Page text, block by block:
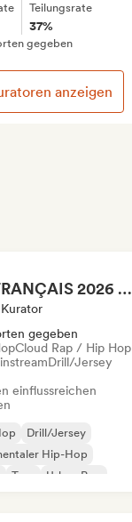
Teilungsrate
37%
gegeben
anzeigen
RAP FRANÇAIS 2026 🔥🇫🇷 (Way Records)
gegeben
Cloud Rap / Hip Hop
Drill/Jersey
einflussreichen
Drill/Jersey
Hip-Hop
Trap
Urban Pop